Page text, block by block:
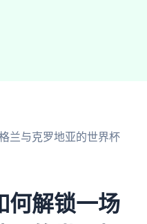
兰与克罗地亚的世界杯
何解锁一场